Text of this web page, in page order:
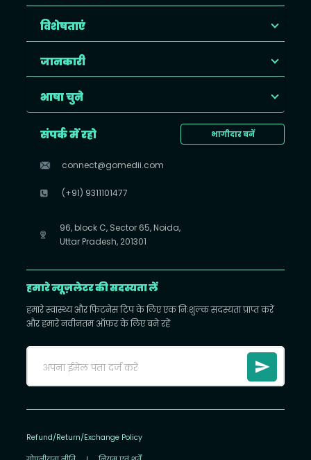
विशेषताएं
जानकारी
भाषा चुने
भागीदार बनें
संपर्क में रहो
connect@gomedii.com
(+91) 9311101477
96, block C, Sector 65, Noida,
Uttar Pradesh, 201301
हमारे न्यूज़लेटर की सदस्यता लें
हमारे स्वास्थ्य और फिटनेस टिप के लिए एक निःशुल्क सदस्यता प्राप्त करें
और हमारे नवीनतम ऑफ़र के लिए बने रहें
Refund/Return/Exchange Policy